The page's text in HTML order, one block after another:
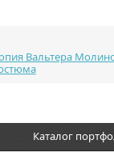
Вальтера
Каталог